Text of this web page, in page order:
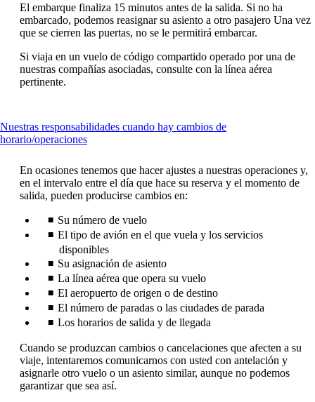
El embarque finaliza 15 minutos antes de la salida. Si no ha
embarcado, podemos reasignar su asiento a otro pasajero Una vez
que se cierren las puertas, no se le permitirá embarcar.
Si viaja en un vuelo de código compartido operado por una de
nuestras compañías asociadas, consulte con la línea aérea
pertinente.
Nuestras responsabilidades cuando hay cambios de
horario/operacionesThis
be
expanded
En ocasiones tenemos que hacer ajustes a nuestras operaciones y,
en el intervalo entre el día que hace su reserva y el momento de
salida, pueden producirse cambios en:
Su número de vuelo
El tipo de avión en el que vuela y los servicios
disponibles
Su asignación de asiento
La línea aérea que opera su vuelo
El aeropuerto de origen o de destino
El número de paradas o las ciudades de parada
Los horarios de salida y de llegada
Cuando se produzcan cambios o cancelaciones que afecten a su
viaje, intentaremos comunicarnos con usted con antelación y
asignarle otro vuelo o un asiento similar, aunque no podemos
garantizar que sea así.